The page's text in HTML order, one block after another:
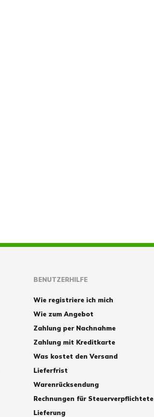
BENUTZERHILFE
Wie registriere ich mich
Wie zum Angebot
Zahlung per Nachnahme
Zahlung mit Kreditkarte
Was kostet den Versand
Lieferfrist
Warenrücksendung
Rechnungen für Steuerverpflichtete
Lieferung